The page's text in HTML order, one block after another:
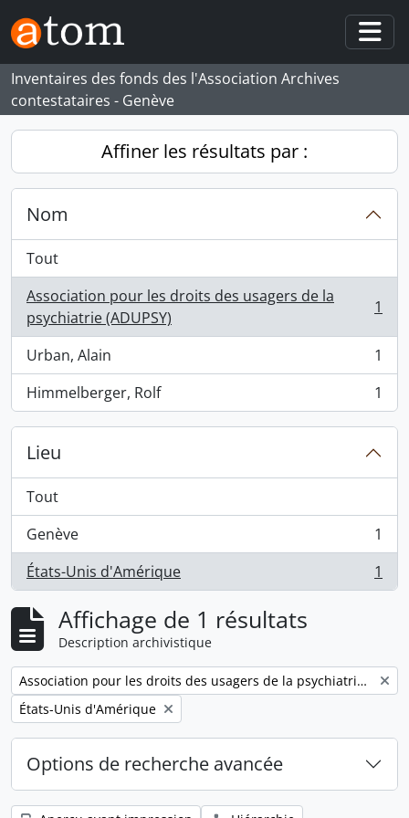
Skip to main content
Inventaires des fonds des l'Association Archives
contestataires - Genève
Affiner les résultats par :
Nom
Tout
Association pour les droits des usagers de la
psychiatrie (ADUPSY)
, 1 résultats 1
Urban, Alain
, 1 résultats
1
Himmelberger, Rolf
, 1 résultats 1
Lieu
Tout
Genève
, 1 résultats
1
États-Unis d'Amérique
, 1 résultats 1
Affichage de 1 résultats
Description archivistique
Remove filter:
Association pour les droits des usagers de la psychiatrie (ADUPSY)
Remove filter:
États-Unis d'Amérique
Options de recherche avancée